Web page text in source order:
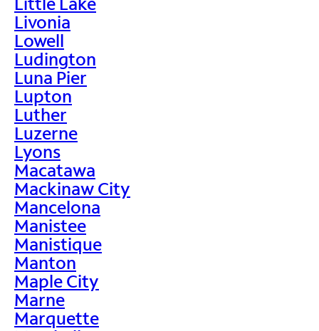
Livonia
Lowell
Ludington
Luna Pier
Lupton
Luther
Luzerne
Lyons
Macatawa
Mackinaw City
Mancelona
Manistee
Manistique
Manton
Maple City
Marne
Marquette